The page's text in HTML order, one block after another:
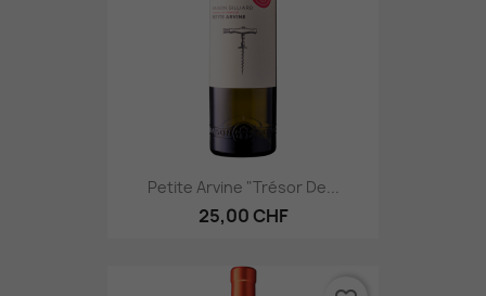
Petite Arvine "Trésor De...
25,00 CHF